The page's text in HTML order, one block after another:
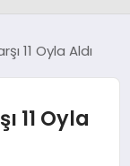
11 Oyla Aldı
11 Oyla